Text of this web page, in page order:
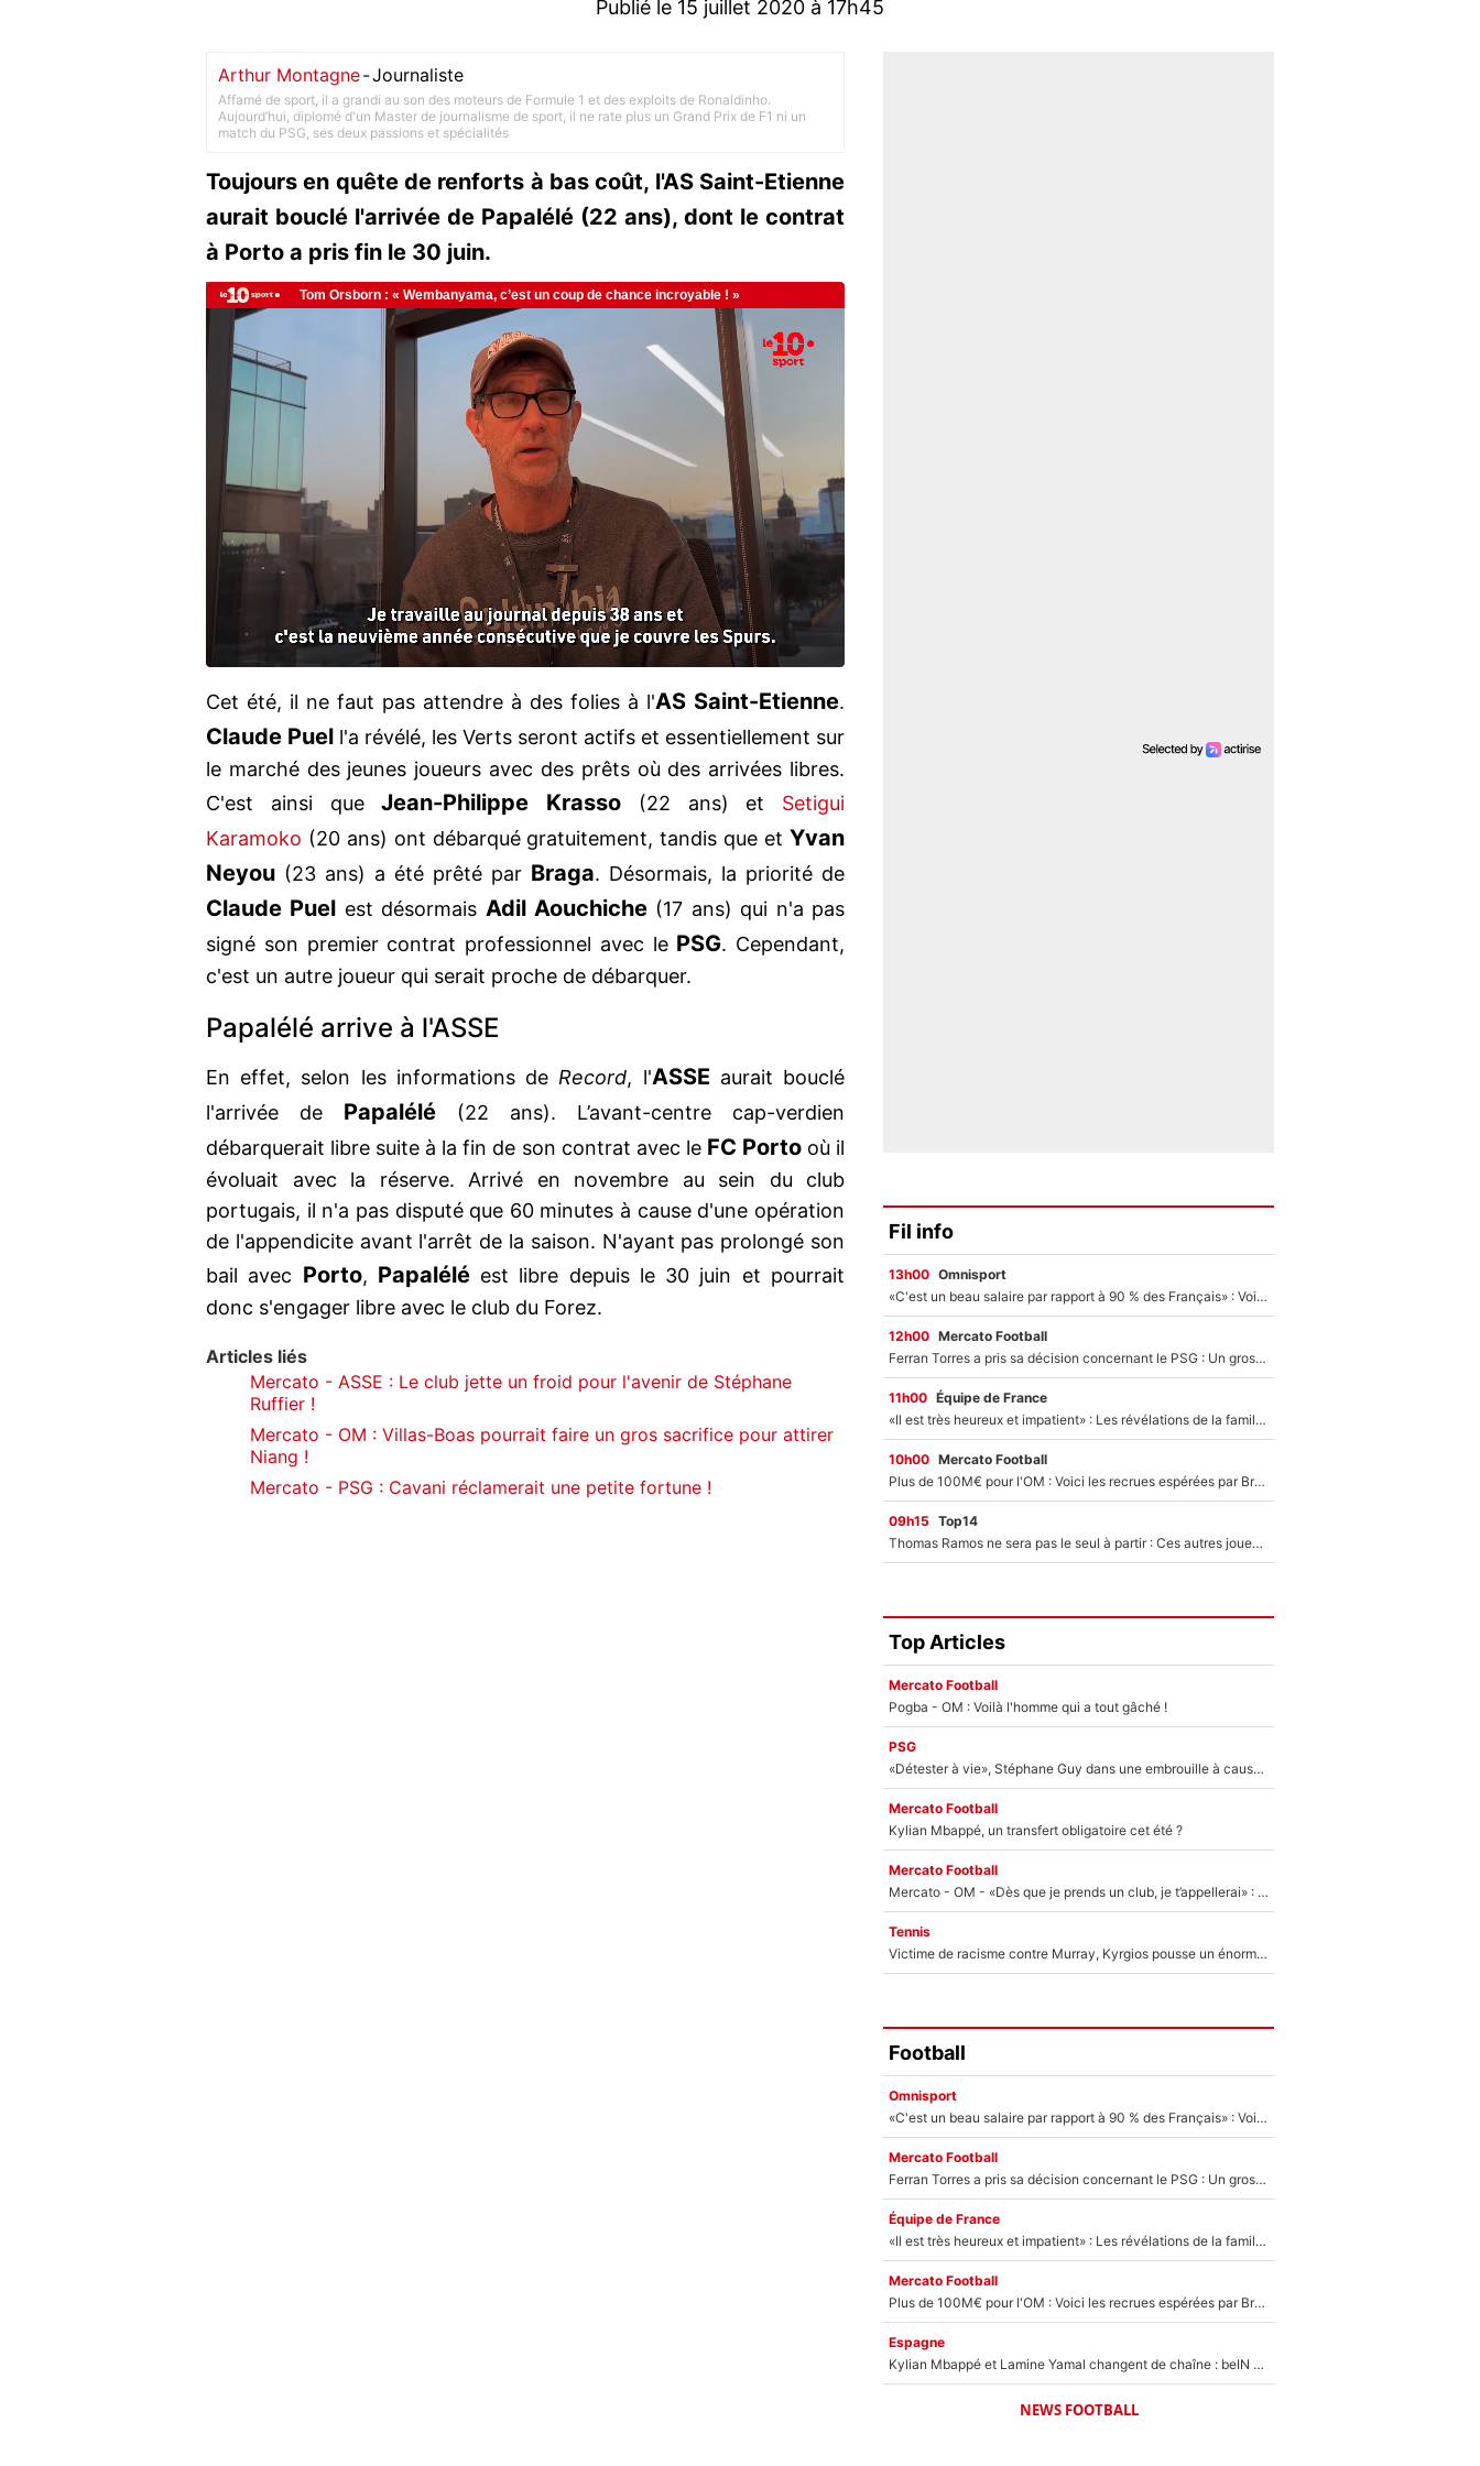
Publié le 15 juillet 2020 à 17h45
Arthur Montagne-Journaliste
Affamé de sport, il a grandi au son des moteurs de Formule 1 et des exploits de Ronaldinho.
Aujourd’hui, diplomé d'un Master de journalisme de sport, il ne rate plus un Grand Prix de F1 ni un
match du PSG, ses deux passions et spécialités
Toujours en quête de renforts à bas coût, l'AS Saint-Etienne
aurait bouclé l'arrivée de Papalélé (22 ans), dont le contrat
à Porto a pris fin le 30 juin.
Cet été, il ne faut pas attendre à des folies à l'AS Saint-Etienne.
Claude Puel l'a révélé, les Verts seront actifs et essentiellement sur
le marché des jeunes joueurs avec des prêts où des arrivées libres.
C'est ainsi queJean-Philippe Krasso (22 ans) et Setigui
Karamoko (20 ans) ont débarqué gratuitement, tandis que et Yvan
Neyou (23 ans) a été prêté par Braga. Désormais, la priorité de
Claude Puel est désormais Adil Aouchiche (17 ans) qui n'a pas
signé son premier contrat professionnel avec le PSG. Cependant,
c'est un autre joueur qui serait proche de débarquer.
Papalélé arrive à l'ASSE
En effet, selon les informations deRecord, l'ASSE aurait bouclé
l'arrivée de Papalélé (22 ans). L’avant-centre cap-verdien
débarquerait libre suite à la fin de son contrat avec le FC Portooù il
évoluait avec la réserve. Arrivé en novembre au sein du club
portugais, il n'a pas disputé que 60 minutes à cause d'une opération
de l'appendicite avant l'arrêt de la saison. N'ayant pas prolongé son
bail avec Porto, Papaléléest libre depuis le 30 juin et pourrait
donc s'engager libre avec le club du Forez.
Articles liés
Mercato - ASSE : Le club jette un froid pour l'avenir de Stéphane
Ruffier !
Mercato - OM : Villas-Boas pourrait faire un gros sacrifice pour attirer
Niang !
Mercato - PSG : Cavani réclamerait une petite fortune !
Fil info
13h00 Omnisport
«C'est un beau salaire par rapport à 90 % des Français» : Voilà combien touchait Nelson Monfort sur France Télévisions avant de rejoindre CNews
12h00 Mercato Football
Ferran Torres a pris sa décision concernant le PSG : Un gros club étranger prêt à relancer le feuilleton pour la signature du champion du monde 2026 !
11h00 Équipe de France
«Il est très heureux et impatient» : Les révélations de la famille Zidane sur sa prise de pouvoir en équipe de France !
10h00 Mercato Football
Plus de 100M€ pour l'OM : Voici les recrues espérées par Bruno Genesio et Grégory Lorenzi après l’opération dégraissage
09h15 Top14
Thomas Ramos ne sera pas le seul à partir : Ces autres joueurs du XV de France pourraient aussi quitter le Stade Toulousain, un club de Top 14 est déjà sur les rangs
Top Articles
Mercato Football
Pogba - OM : Voilà l'homme qui a tout gâché !
PSG
«Détester à vie», Stéphane Guy dans une embrouille à cause du PSG !
Mercato Football
Kylian Mbappé, un transfert obligatoire cet été ?
Mercato Football
Mercato - OM - «Dès que je prends un club, je t’appellerai» : La promesse de Marcelino au moment de claquer la porte
Tennis
Victime de racisme contre Murray, Kyrgios pousse un énorme coup de gueule !
Football
Omnisport
«C'est un beau salaire par rapport à 90 % des Français» : Voilà combien touchait Nelson Monfort sur France Télévisions avant de rejoindre CNews
Mercato Football
Ferran Torres a pris sa décision concernant le PSG : Un gros club étranger prêt à relancer le feuilleton pour la signature du champion du monde 2026 !
Équipe de France
«Il est très heureux et impatient» : Les révélations de la famille Zidane sur sa prise de pouvoir en équipe de France !
Mercato Football
Plus de 100M€ pour l'OM : Voici les recrues espérées par Bruno Genesio et Grégory Lorenzi après l’opération dégraissage
Espagne
Kylian Mbappé et Lamine Yamal changent de chaîne : beIN SPORTS ne digère pas cette décision historique et prédit un fiasco pour la Liga
NEWS FOOTBALL